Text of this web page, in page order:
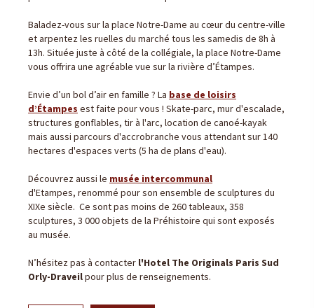
Baladez-vous sur la place Notre-Dame au cœur du centre-ville
et arpentez les ruelles du marché tous les samedis de 8h à
13h. Située juste à côté de la collégiale, la place Notre-Dame
vous offrira une agréable vue sur la rivière d’Étampes.
Envie d’un bol d’air en famille ? La base de loisirs
d’Étampes est faite pour vous ! Skate-parc, mur d'escalade,
structures gonflables, tir à l'arc, location de canoé-kayak
mais aussi parcours d'accrobranche vous attendant sur 140
hectares d'espaces verts (5 ha de plans d'eau).
Découvrez aussi le musée intercommunal
d'Etampes, renommé pour son ensemble de sculptures du
XIXe siècle. Ce sont pas moins de 260 tableaux, 358
sculptures, 3 000 objets de la Préhistoire qui sont exposés
au musée.
N’hésitez pas à contacter l'Hotel The Originals Paris Sud
Orly-Draveilpour plus de renseignements.